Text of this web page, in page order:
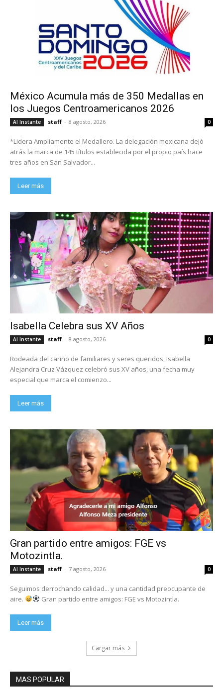
México Acumula más de 350 Medallas en
los Juegos Centroamericanos 2026
Al Instante staff - 8 agosto, 2026 0
*Lidera Ampliamente el Medallero. La delegación mexicana dejó
atrás la marca de 145 títulos establecida por el propio país hace
tres años en San Salvador...
Leer más
Isabella Celebra sus XV Años
Al Instante staff - 8 agosto, 2026 0
Rodeada del cariño de familiares y seres queridos, Isabella
Alejandra Cruz Vázquez celebró sus XV años, una fecha muy
especial que marca el comienzo...
Leer más
Gran partido entre amigos: FGE vs
Motozintla.
Al Instante staff - 7 agosto, 2026 0
Seguimos derrochando calidad... y una cantidad preocupante de
aire.
Gran partido entre amigos: FGE vs Motozintla.
Leer más
Cargar más
MAS POPULAR